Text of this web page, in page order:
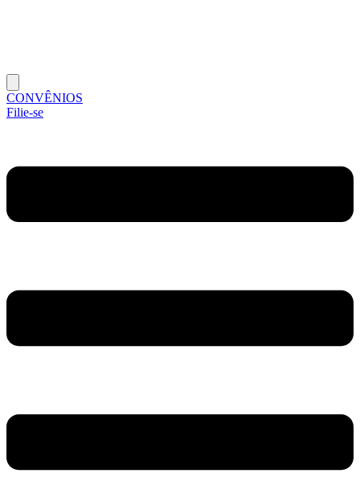
CONVÊNIOS
Filie-se